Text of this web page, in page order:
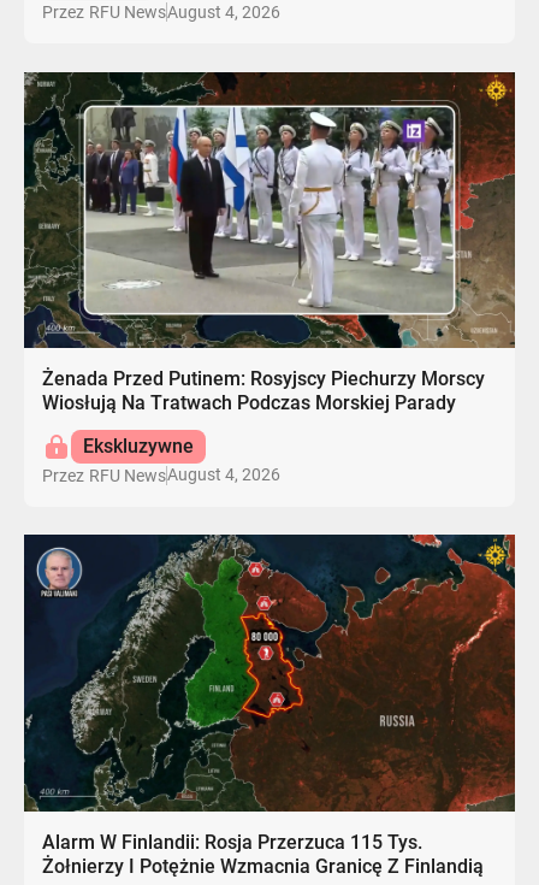
Przez RFU NewsAugust 4, 2026
Żenada Przed Putinem: Rosyjscy Piechurzy Morscy
Wiosłują Na Tratwach Podczas Morskiej Parady
Ekskluzywne
Przez RFU NewsAugust 4, 2026
Alarm W Finlandii: Rosja Przerzuca 115 Tys.
Żołnierzy I Potężnie Wzmacnia Granicę Z Finlandią